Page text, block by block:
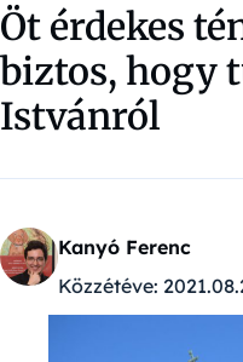
Öt érdekes
biztos, hogy
Istvánról
Kanyó Ferenc
Közzétéve: